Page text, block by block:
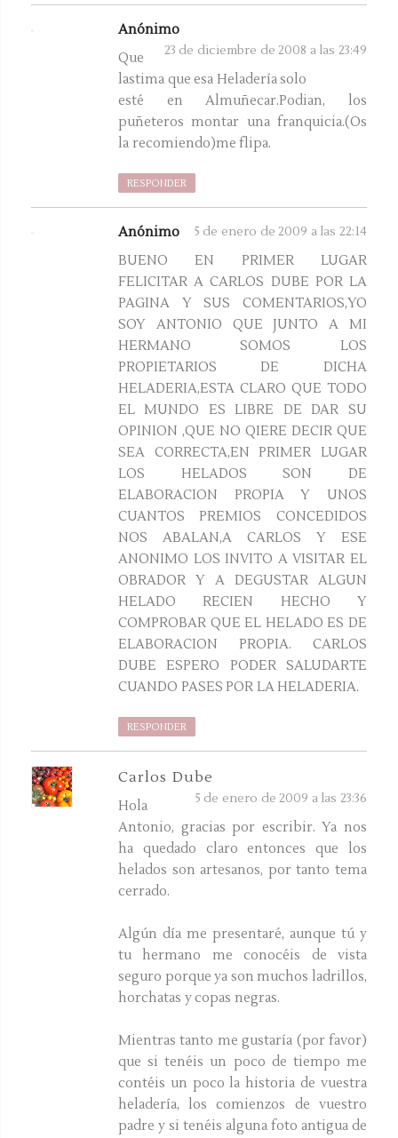
Anónimo
23 de diciembre de 2008 a las 23:49
Que
lastima que esa Heladería solo
esté en Almuñecar.Podian, los
puñeteros montar una franquicia.(Os
la recomiendo)me flipa.
RESPONDER
Anónimo 5 de enero de 2009 a las 22:14
BUENO EN PRIMER LUGAR
FELICITAR A CARLOS DUBE POR LA
PAGINA Y SUS COMENTARIOS,YO
SOY ANTONIO QUE JUNTO A MI
HERMANO SOMOS LOS
PROPIETARIOS DE DICHA
HELADERIA,ESTA CLARO QUE TODO
EL MUNDO ES LIBRE DE DAR SU
OPINION ,QUE NO QIERE DECIR QUE
SEA CORRECTA,EN PRIMER LUGAR
LOS HELADOS SON DE
ELABORACION PROPIA Y UNOS
CUANTOS PREMIOS CONCEDIDOS
NOS ABALAN,A CARLOS Y ESE
ANONIMO LOS INVITO A VISITAR EL
OBRADOR Y A DEGUSTAR ALGUN
HELADO RECIEN HECHO Y
COMPROBAR QUE EL HELADO ES DE
ELABORACION PROPIA. CARLOS
DUBE ESPERO PODER SALUDARTE
CUANDO PASES POR LA HELADERIA.
RESPONDER
Carlos Dube
5 de enero de 2009 a las 23:36
Hola
Antonio, gracias por escribir. Ya nos
ha quedado claro entonces que los
helados son artesanos, por tanto tema
cerrado.
Algún día me presentaré, aunque tú y
tu hermano me conocéis de vista
seguro porque ya son muchos ladrillos,
horchatas y copas negras.
Mientras tanto me gustaría (por favor)
que si tenéis un poco de tiempo me
contéis un poco la historia de vuestra
heladería, los comienzos de vuestro
padre y si tenéis alguna foto antigua de